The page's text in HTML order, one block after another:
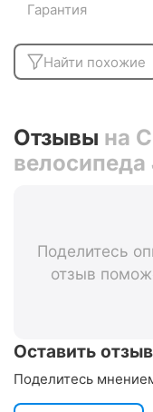
Гарантия
Найти похожие
Отзывы на
Поделитесь
отзыв
Оставить
Поделитесь